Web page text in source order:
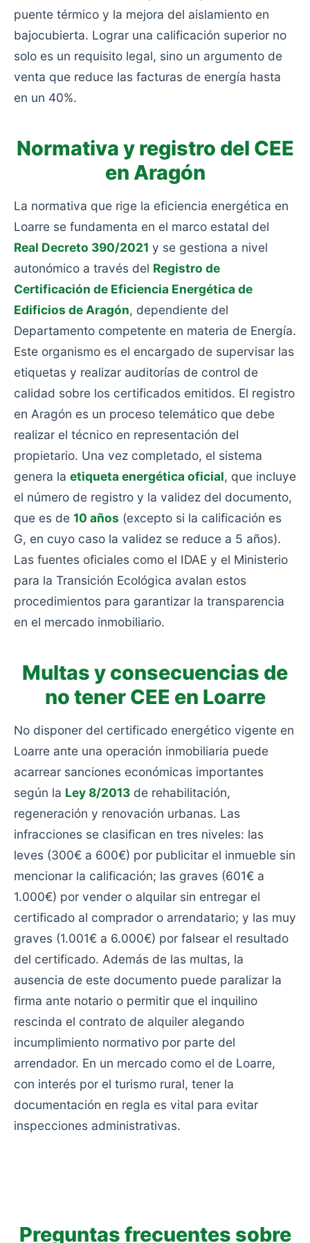
puente térmico y la mejora del aislamiento en
bajocubierta. Lograr una calificación superior no
solo es un requisito legal, sino un argumento de
venta que reduce las facturas de energía hasta
en un 40%.
Normativa y registro del CEE
en Aragón
La normativa que rige la eficiencia energética en
Loarre se fundamenta en el marco estatal del
Real Decreto 390/2021 y se gestiona a nivel
autonómico a través del Registro de
Certificación de Eficiencia Energética de
Edificios de Aragón, dependiente del
Departamento competente en materia de Energía.
Este organismo es el encargado de supervisar las
etiquetas y realizar auditorías de control de
calidad sobre los certificados emitidos. El registro
en Aragón es un proceso telemático que debe
realizar el técnico en representación del
propietario. Una vez completado, el sistema
genera la etiqueta energética oficial, que incluye
el número de registro y la validez del documento,
que es de 10 años (excepto si la calificación es
G, en cuyo caso la validez se reduce a 5 años).
Las fuentes oficiales como el IDAE y el Ministerio
para la Transición Ecológica avalan estos
procedimientos para garantizar la transparencia
en el mercado inmobiliario.
Multas y consecuencias de
no tener CEE en Loarre
No disponer del certificado energético vigente en
Loarre ante una operación inmobiliaria puede
acarrear sanciones económicas importantes
según la Ley 8/2013 de rehabilitación,
regeneración y renovación urbanas. Las
infracciones se clasifican en tres niveles: las
leves (300€ a 600€) por publicitar el inmueble sin
mencionar la calificación; las graves (601€ a
1.000€) por vender o alquilar sin entregar el
certificado al comprador o arrendatario; y las muy
graves (1.001€ a 6.000€) por falsear el resultado
del certificado. Además de las multas, la
ausencia de este documento puede paralizar la
firma ante notario o permitir que el inquilino
rescinda el contrato de alquiler alegando
incumplimiento normativo por parte del
arrendador. En un mercado como el de Loarre,
con interés por el turismo rural, tener la
documentación en regla es vital para evitar
inspecciones administrativas.
Preguntas frecuentes sobre